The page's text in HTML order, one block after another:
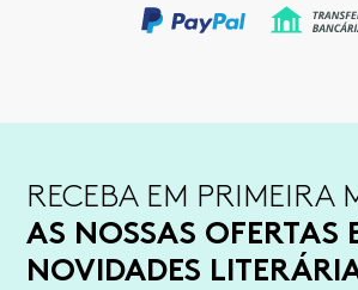
RECEBA EM PRIMEIRA
AS NOSSAS OFERTAS
NOVIDADES